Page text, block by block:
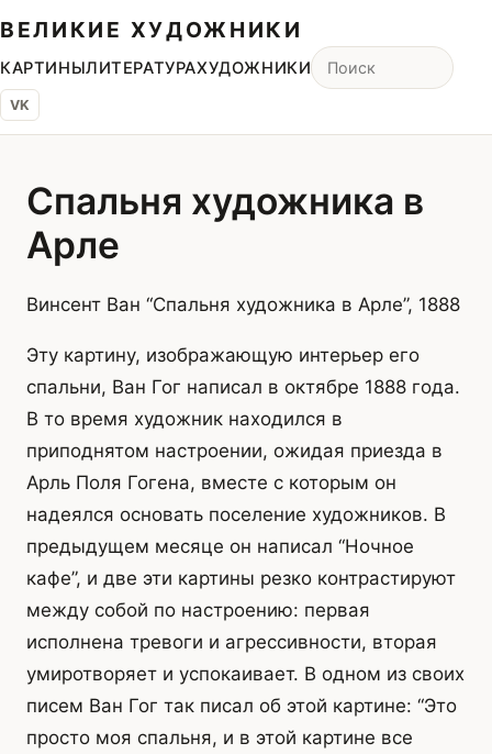
ВЕЛИКИЕ ХУДОЖНИКИ
КАРТИНЫЛИТЕРАТУРАХУДОЖНИКИ
VK
Спальня художника в
Арле
Винсент Ван “Спальня художника в Арле”, 1888
Эту картину, изображающую интерьер его
спальни, Ван Гог написал в октябре 1888 года.
В то время художник находился в
приподнятом настроении, ожидая приезда в
Арль Поля Гогена, вместе с которым он
надеялся основать поселение художников. В
предыдущем месяце он написал “Ночное
кафе”, и две эти картины резко контрастируют
между собой по настроению: первая
исполнена тревоги и агрессивности, вторая
умиротворяет и успокаивает. В одном из своих
писем Ван Гог так писал об этой картине: “Это
просто моя спальня, и в этой картине все